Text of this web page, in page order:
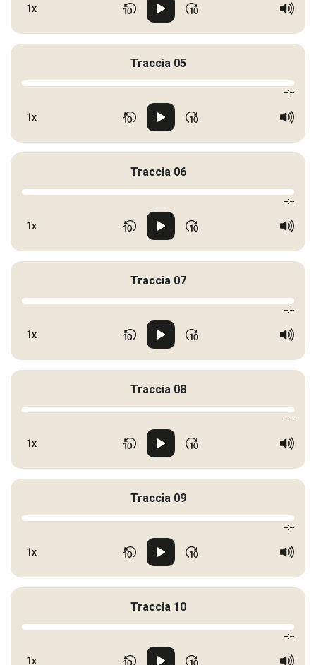
1x
Traccia 05
--:--
1x
Traccia 06
--:--
1x
Traccia 07
--:--
1x
Traccia 08
--:--
1x
Traccia 09
--:--
1x
Traccia 10
--:--
1x